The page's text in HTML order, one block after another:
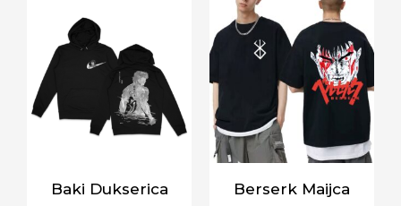
Baki Dukserica
Berserk Maijca